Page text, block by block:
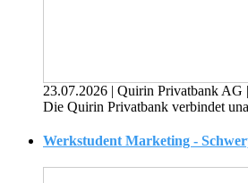
23.07.2026 | Quirin Privatbank AG |
Die Quirin Privatbank verbindet
Werkstudent Marketing -